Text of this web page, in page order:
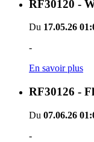
RF30120 -
Du 17.05.26
-
En savoir plus
RF30126 -
Du 07.06.26
-